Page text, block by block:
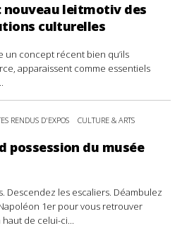
nouveau leitmotiv des
culturelles
un concept récent bien qu’ils
apparaissent comme essentiels
RENDUS D'EXPOS CULTURE & ARTS
possession du musée
Descendez les escaliers. Déambulez
1er pour vous retrouver
de celui-ci...